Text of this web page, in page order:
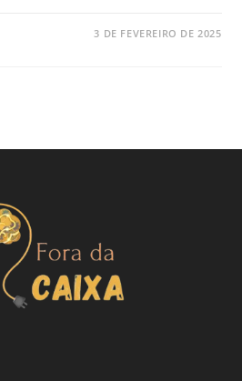
3 DE FEVEREIRO DE 2025